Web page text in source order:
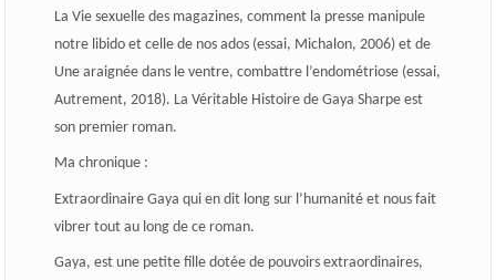
La Vie sexuelle des magazines, comment la presse manipule
notre libido et celle de nos ados (essai, Michalon, 2006) et de
Une araignée dans le ventre, combattre l’endométriose (essai,
Autrement, 2018). La Véritable Histoire de Gaya Sharpe est
son premier roman.
Ma chronique:
Extraordinaire Gaya qui en dit long sur l’humanité et nous fait
vibrer tout au long de ce roman.
Gaya, est une petite fille dotée de pouvoirs extraordinaires,